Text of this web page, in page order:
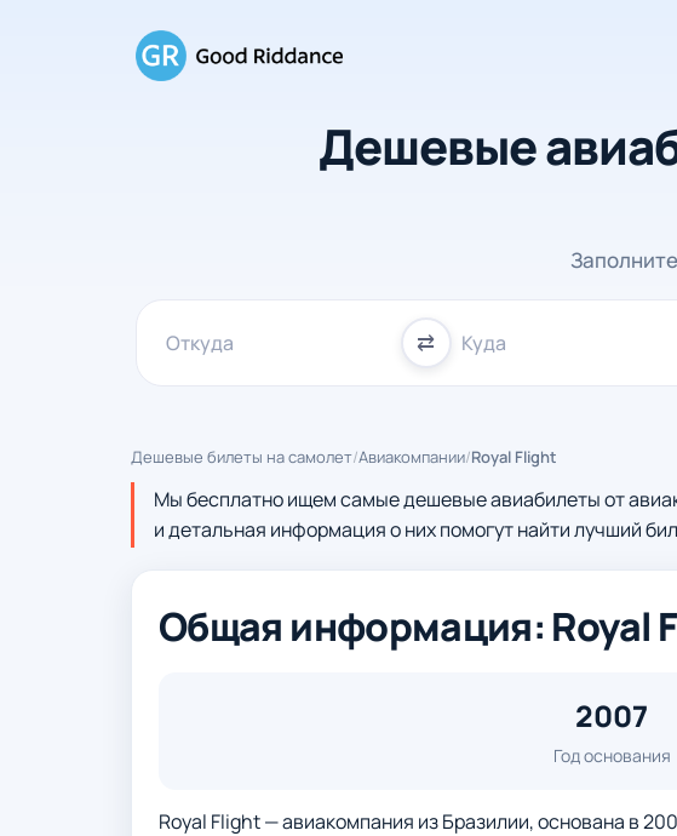
Дешевые
⇄
Дешевые билеты на самолет/Авиакомпании/Royal Flight
Мы бесплатно ищем самые дешевые авиабилеты от
и детальная информация о них помогут найти лучший
Общая информация: Royal
2007
Год основания
Royal Flight — авиакомпания из Бразилии, основана в